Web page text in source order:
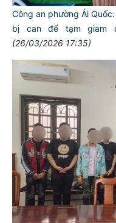
Công an phường Ái
bị can để tạm giam
(26/03/2026 17:35)